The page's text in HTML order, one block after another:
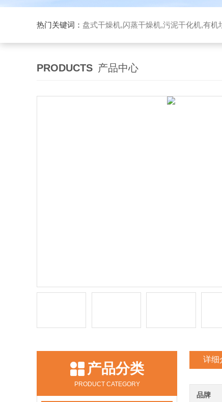
热门关键词： 盘式干燥机,闪蒸干燥机,污泥干化机,有机
PRODUCTS 产品中心
产品分类
PRODUCT CATEGORY
详细
品牌